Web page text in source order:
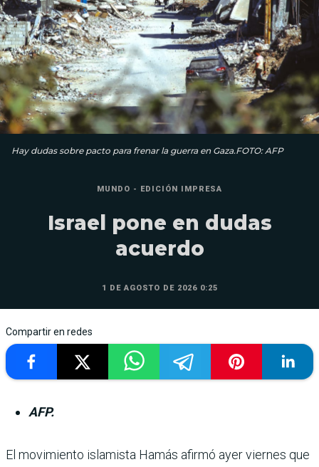
Hay dudas sobre pacto para frenar la guerra en Gaza.FOTO: AFP
MUNDO - EDICIÓN IMPRESA
Israel pone en dudas
acuerdo
1 DE AGOSTO DE 2026 0:25
Compartir en redes
AFP.
El movimiento islamista Hamás afirmó ayer viernes que